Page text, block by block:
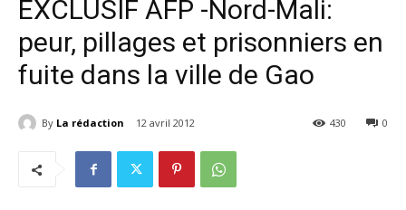
EXCLUSIF AFP -Nord-Mali:
peur, pillages et prisonniers en
fuite dans la ville de Gao
By La rédaction 12 avril 2012 0
430